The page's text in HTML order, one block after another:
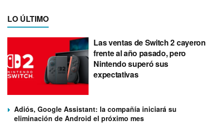
LO ÚLTIMO
Las ventas de Switch 2 cayeron
frente al año pasado, pero
Nintendo superó sus
expectativas
Adiós, Google Assistant: la compañía iniciará su
eliminación de Android el próximo mes